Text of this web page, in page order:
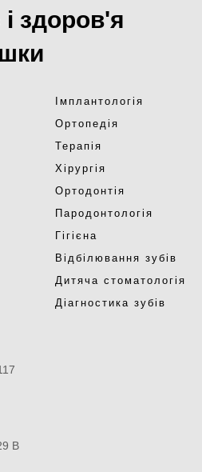
здоров'я
Імплантологія
Ортопедія
Терапія
Хірургія
Ортодонтія
Пародонтологія
Гігієна
Відбілювання зубів
Дитяча стоматологія
Діагностика зубів
В